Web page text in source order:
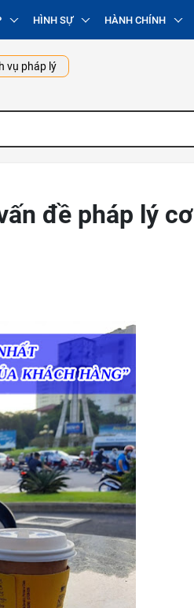
HÌNH SỰ HÀNH CHÍNH
vụ pháp lý
đề pháp lý cơ